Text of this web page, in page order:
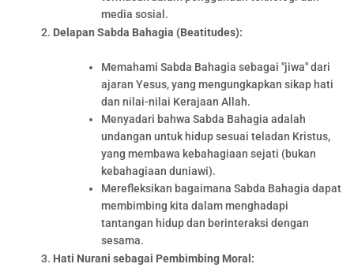
media sosial.
Delapan Sabda Bahagia (Beatitudes):
Memahami Sabda Bahagia sebagai "jiwa" dari
ajaran Yesus, yang mengungkapkan sikap hati
dan nilai-nilai Kerajaan Allah.
Menyadari bahwa Sabda Bahagia adalah
undangan untuk hidup sesuai teladan Kristus,
yang membawa kebahagiaan sejati (bukan
kebahagiaan duniawi).
Merefleksikan bagaimana Sabda Bahagia dapat
membimbing kita dalam menghadapi
tantangan hidup dan berinteraksi dengan
sesama.
Hati Nurani sebagai Pembimbing Moral: